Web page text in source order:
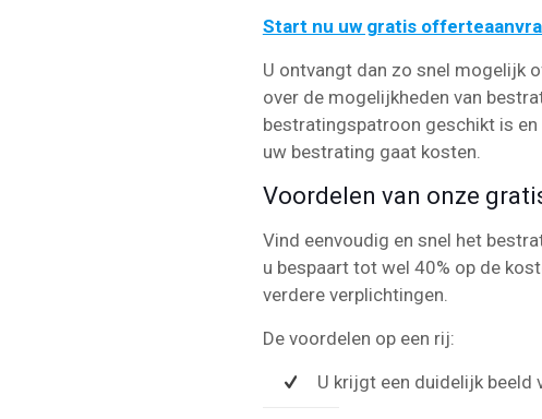
Start nu uw gratis
U ontvangt dan zo snel mogelijk
over de mogelijkheden van
bestratingspatroon geschikt is
uw bestrating gaat kosten.
Voordelen van onze
Vind eenvoudig en snel het
u bespaart tot wel 40% op de
verdere verplichtingen.
De voordelen op een rij:
U krijgt een duidelijk beeld